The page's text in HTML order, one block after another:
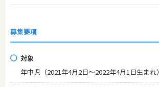
募集要項
対象
年中児（2021年4月2日～2022年4月1日生まれ）